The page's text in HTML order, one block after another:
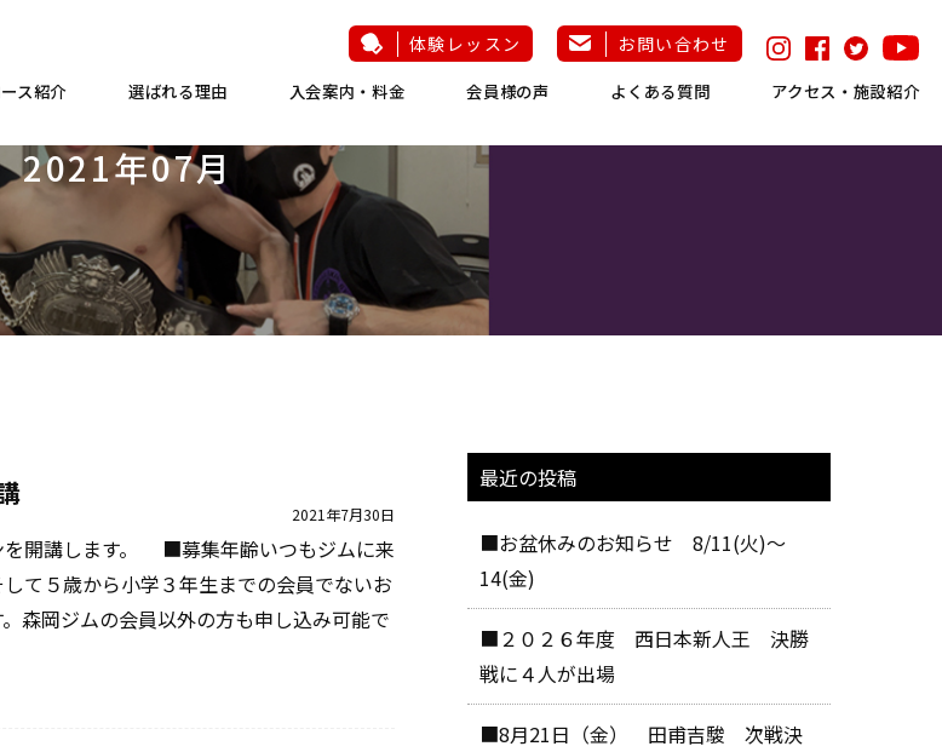
体験レッスン
お問い合わせ
ス紹介
選ばれる理由 入会案内・料金 会員様の声 よくある質問 アクセス・施設紹介
2021年07月
2021年7月30日
開講します。 ■募集年齢いつもジムに来
て５歳から小学３年生までの会員でないお
森岡ジムの会員以外の方も申し込み可能で
最近の投稿
■お盆休みのお知らせ 8/11(火)～
14(金)
■２０２６年度 西日本新人王 決勝
戦に４人が出場
■8月21日（金） 田甫吉駿 次戦決